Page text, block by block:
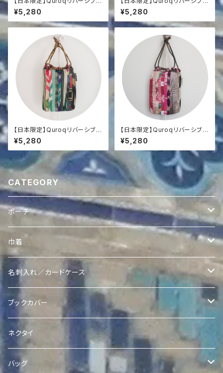
巾着
¥5,280
巾着
¥5,280
【日本限定】Quroqリバーシブル
巾着
¥5,280
【日本限定】Quroqリバーシブル
巾着
¥5,280
CATEGORY
ポーチ
ヴィンテージスザニポーチ
ヴィンテージスザニポーチ
ヴィンテージスザニコインポーチ
Ikatポーチ
Quroqポーチ
Quroqコインポーチ
クラッチ
巾着
Quroqリバーシブル巾着
Ikat Pearl 巾着
名刺入れ／カードケース
Quroq名刺入れ
ブックカバー
Quroqブックカバー
ネクタイ
バッグ